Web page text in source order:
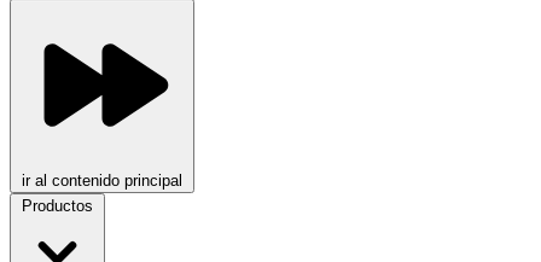
ir al contenido principal
Productos